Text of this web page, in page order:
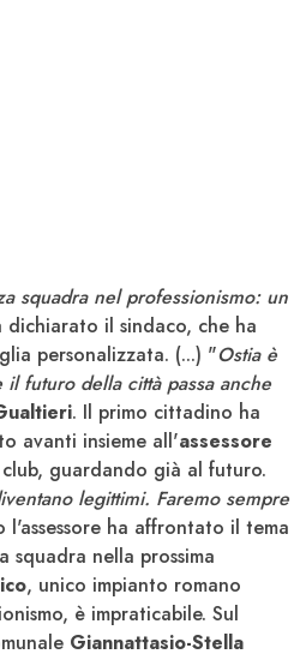
squadra nel professionismo: un
dichiarato il sindaco, che ha
personalizzata. (...) "Ostia è
futuro della città passa anche
. Il primo cittadino ha
avanti insieme all'assessore
guardando già al futuro.
legittimi. Faremo sempre
l'assessore ha affrontato il tema
squadra nella prossima
, unico impianto romano
è impraticabile. Sul
Giannattasio-Stella